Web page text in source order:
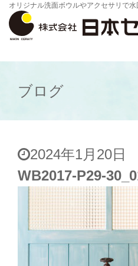
オリジナル洗面ボウルやアクセサリで水
ブログ
2024年1月20日
WB2017-P29-